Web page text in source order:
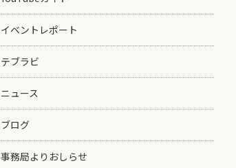
イベントレポート
テブラビ
ニュース
ブログ
事務局よりおしらせ